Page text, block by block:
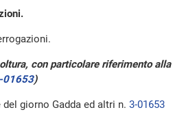
con particolare riferimento alla
01653)
giorno Gadda ed altri n. 3-01653